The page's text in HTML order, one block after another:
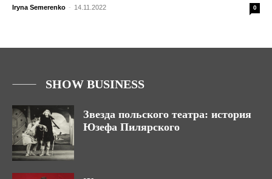
Iryna Semerenko - 14.11.2022 0
SHOW BUSINESS
Звезда польского театра: история
Юзефа Пилярского